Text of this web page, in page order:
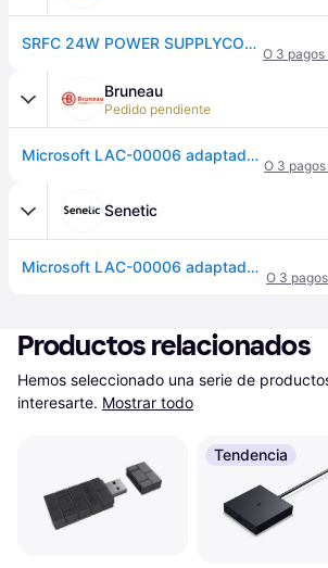
SRFC 24W POWER SUPPLYCOMM GO IT/PL/PT/ES IN
O 3 pagos
Bruneau
Pedido pendiente
Microsoft LAC-00006 adaptador e inversor de corriente Interior 24 W Negro
O 3
Senetic
Microsoft LAC-00006 adaptador e inversor de corriente LAC-00006
O 3
Productos relacionados
Hemos seleccionado una serie de
interesarte. Mostrar todo
Tendencia